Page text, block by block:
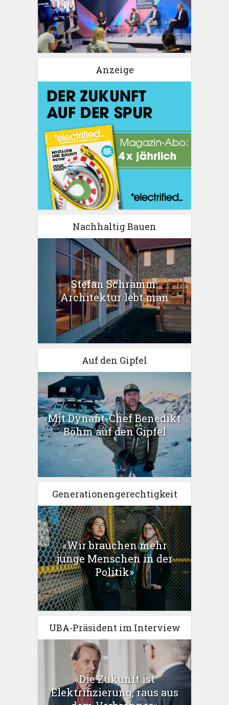
Anzeige
Nachhaltig Bauen
Stefan Schramm:
Architektur lebt man
Auf den Gipfel
Mit Dynafit-Chef Benedikt
Böhm auf den Gipfel
Generationengerechtigkeit
«Wir brauchen mehr
junge Menschen in der
Politik»
UBA-Präsident im Interview
«Die Zukunft ist
Elektrifizierung, raus aus